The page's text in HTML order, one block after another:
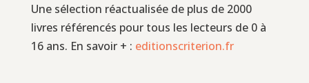
Une sélection réactualisée de plus de 2000
livres référencés pour tous les lecteurs de 0 à
16 ans. En savoir + : editionscriterion.fr